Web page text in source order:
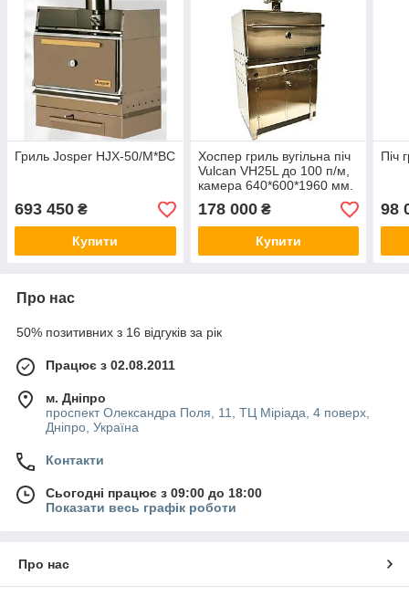
Гриль Josper HJX-50/M*BC
693 450 ₴
Купити
Хоспер гриль вугільна піч
Vulcan VH25L до 100 п/м,
камера 640*600*1960 мм.
(аналог JOSPER HJX45L
Іспанія)
178 000₴
Купити
Піч
98
Про нас
50% позитивних з 16 відгуків за рік
Працює з 02.08.2011
м. Дніпро
проспект Олександра Поля, 11, ТЦ Міріада, 4 поверх,
Дніпро, Україна
Контакти
Сьогодні працює з 09:00 до 18:00
Показати весь графік роботи
Про нас